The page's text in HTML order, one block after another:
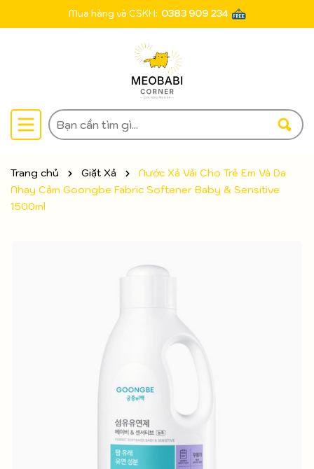
Mua hàng và CSKH: 0383 909 234
Trang chủ Giặt Xả
Nước Xả Vải Cho Trẻ Em Và Da
Nhạy Cảm Goongbe Fabric Softener Baby & Sensitive
1500ml